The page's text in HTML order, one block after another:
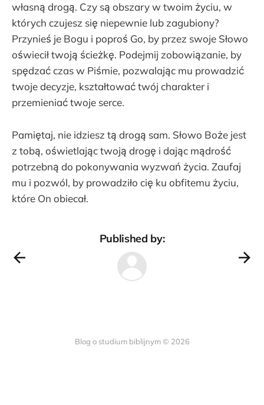
własną drogą. Czy są obszary w twoim życiu, w
których czujesz się niepewnie lub zagubiony?
Przynieś je Bogu i poproś Go, by przez swoje Słowo
oświecił twoją ścieżkę. Podejmij zobowiązanie, by
spędzać czas w Piśmie, pozwalając mu prowadzić
twoje decyzje, kształtować twój charakter i
przemieniać twoje serce.
Pamiętaj, nie idziesz tą drogą sam. Słowo Boże jest
z tobą, oświetlając twoją drogę i dając mądrość
potrzebną do pokonywania wyzwań życia. Zaufaj
mu i pozwól, by prowadziło cię ku obfitemu życiu,
które On obiecał.
Published by:
Blog o studium biblijnym © 2026